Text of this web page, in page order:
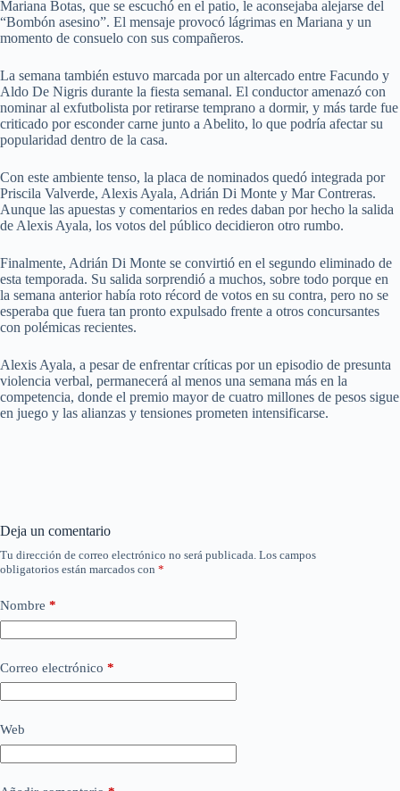
Mariana Botas, que se escuchó en el patio, le aconsejaba alejarse del
“Bombón asesino”. El mensaje provocó lágrimas en Mariana y un
momento de consuelo con sus compañeros.
La semana también estuvo marcada por un altercado entre Facundo y
Aldo De Nigris durante la fiesta semanal. El conductor amenazó con
nominar al exfutbolista por retirarse temprano a dormir, y más tarde fue
criticado por esconder carne junto a Abelito, lo que podría afectar su
popularidad dentro de la casa.
Con este ambiente tenso, la placa de nominados quedó integrada por
Priscila Valverde, Alexis Ayala, Adrián Di Monte y Mar Contreras.
Aunque las apuestas y comentarios en redes daban por hecho la salida
de Alexis Ayala, los votos del público decidieron otro rumbo.
Finalmente, Adrián Di Monte se convirtió en el segundo eliminado de
esta temporada. Su salida sorprendió a muchos, sobre todo porque en
la semana anterior había roto récord de votos en su contra, pero no se
esperaba que fuera tan pronto expulsado frente a otros concursantes
con polémicas recientes.
Alexis Ayala, a pesar de enfrentar críticas por un episodio de presunta
violencia verbal, permanecerá al menos una semana más en la
competencia, donde el premio mayor de cuatro millones de pesos sigue
en juego y las alianzas y tensiones prometen intensificarse.
Deja un comentario
Tu dirección de correo electrónico no será publicada. Los campos
obligatorios están marcados con *
Nombre *
Correo electrónico *
Web